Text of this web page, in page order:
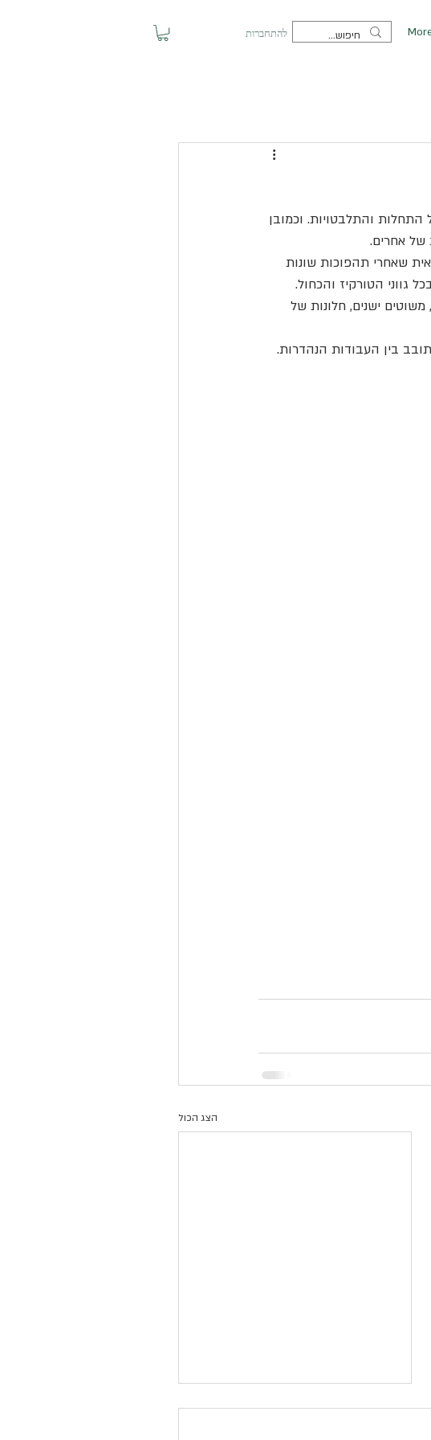
להתחברות
והתלבטויות. וכמובן
של אחרים.
שאחרי תהפוכות שונות
גווני הטורקיז והכחול.
ישנים, חלונות של
בין העבודות הנהדרות.
הצג הכול